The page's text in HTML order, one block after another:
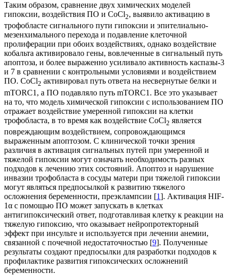
Таким образом, сравнение двух химических моделей
гипоксии, воздействия ПО и CoCl2, выявило активацию в
трофобласте сигнального пути гипоксии и эпителиально-
мезенхимального перехода и подавление клеточной
пролиферации при обоих воздействиях, однако воздействие
кобальта активировало гены, вовлеченные в сигнальный путь
апоптоза, и более выраженно усиливало активность каспазы-3
и 7 в сравнении с контрольными условиями и воздействием
ПО. CoCl2 активировал путь ответа на несвернутые белки и
mTORC1, а ПО подавляло путь mTORC1. Все это указывает
на то, что модель химической гипоксии с использованием ПО
отражает воздействие умеренной гипоксии на клетки
трофобласта, в то время как воздействие CoCl2 является
повреждающим воздействием, сопровождающимся
выраженным апоптозом. С клинической точки зрения
различия в активация сигнальных путей при умеренной и
тяжелой гипоксии могут означать необходимость разных
подходов к лечению этих состояний. Апоптоз и нарушение
инвазии трофобласта в сосуды матери при тяжелой гипоксии
могут являться предпосылкой к развитию тяжелого
осложнения беременности, преэклампсии [1]. Активация HIF-
1α с помощью ПО может запускать в клетках
антигипоксический ответ, подготавливая клетку к реакции на
тяжелую гипоксию, что оказывает нейропротекторный
эффект при инсульте и используется при лечении анемии,
связанной с почечной недостаточностью [9]. Полученные
результаты создают предпосылки для разработки подходов к
профилактике развития гипоксических осложнений
беременности.